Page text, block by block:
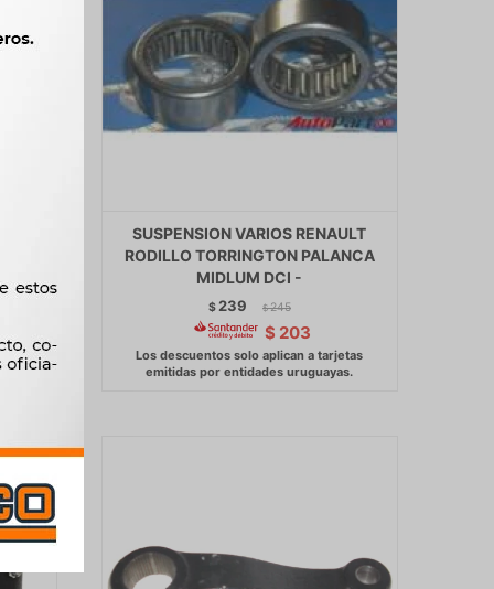
SUSPENSION VARIOS RENAULT
RODILLO TORRINGTON PALANCA
MIDLUM DCI -
$ 239 $ 245
$ 203